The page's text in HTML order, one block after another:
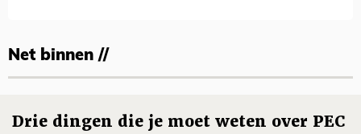
Net binnen //
Drie dingen die je moet weten over PEC